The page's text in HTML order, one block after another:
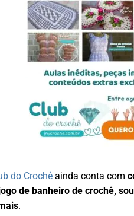
do Crochê ainda conta com
de banheiro de crochê,
.